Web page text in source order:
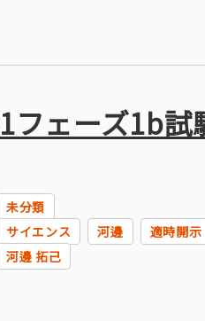
フェーズ1b
未分類
サイエンス 河邊 適時開示
河邊 拓己